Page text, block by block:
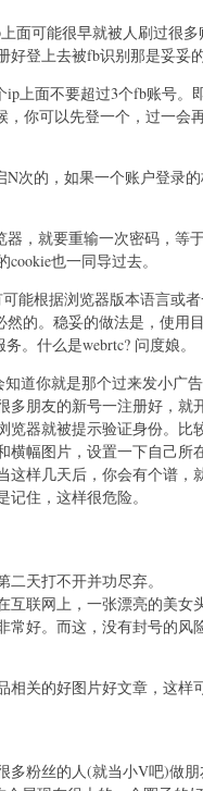
面可能很早就被人刷过很
登上去被fb识别那是妥妥的
上面不要超过3个fb账号。
你可以先登一个，过一会
次的，如果一个账户登录
，就要重输一次密码，等
也一同导过去。
能根据浏览器版本语言或
的。稳妥的做法是，使用
。什么是webrtc? 问度娘。
道你就是那个过来发小广
多朋友的新号一注册好，就
览器就被提示验证身份。比
横幅图片，设置一下自己所
这样几天后，你会有个谱，
住，这样很危险。
天打不开并功尽弃。
联网上，一张漂亮的美女
好。而这，没有封号的风险
相关的好图片好文章，这样
粉丝的人(就当小V吧)做朋